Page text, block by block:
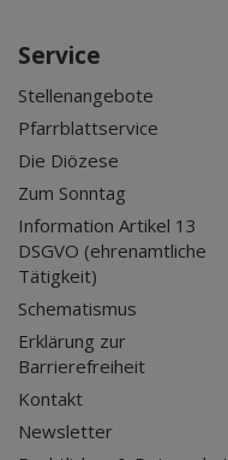
Service
Stellenangebote
Pfarrblattservice
Die Diözese
Zum Sonntag
Information Artikel 13
DSGVO (ehrenamtliche
Tätigkeit)
Schematismus
Erklärung zur
Barrierefreiheit
Kontakt
Newsletter